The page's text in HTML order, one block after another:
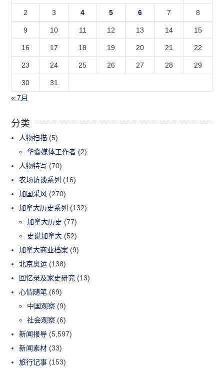
2 3 4 5 6 7 8
9 10 11 12 13 14 15
16 17 18 19 20 21 22
23 24 25 26 27 28 29
30
31
« 7月
分类
人物扫描 (5)
华裔媒体工作者 (2)
人物特写 (70)
农场访谈系列 (16)
加国采风 (270)
加拿大历史系列 (132)
加拿大历史 (77)
史说加拿大 (52)
加拿大商业档案 (9)
北京奥运 (138)
回忆录及家史研究 (13)
心情随笔 (69)
中国观察 (9)
社会观察 (6)
新闻报导 (5,597)
新闻素材 (33)
旅行记事 (153)